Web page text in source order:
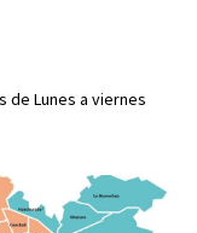
de Lunes a viernes